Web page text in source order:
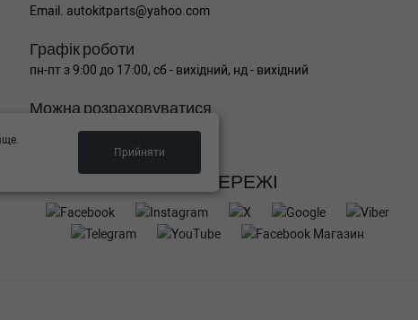
Email. autokitparts@yahoo.com
Графік роботи
пн-пт з 9:00 до 17:00, сб - вихідний, нд - вихідний
Можна розраховуватися
СОЦ МЕРЕЖІ
Прийняти